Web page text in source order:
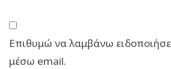
Επιθυμώ να λαμβάνω
μέσω email.